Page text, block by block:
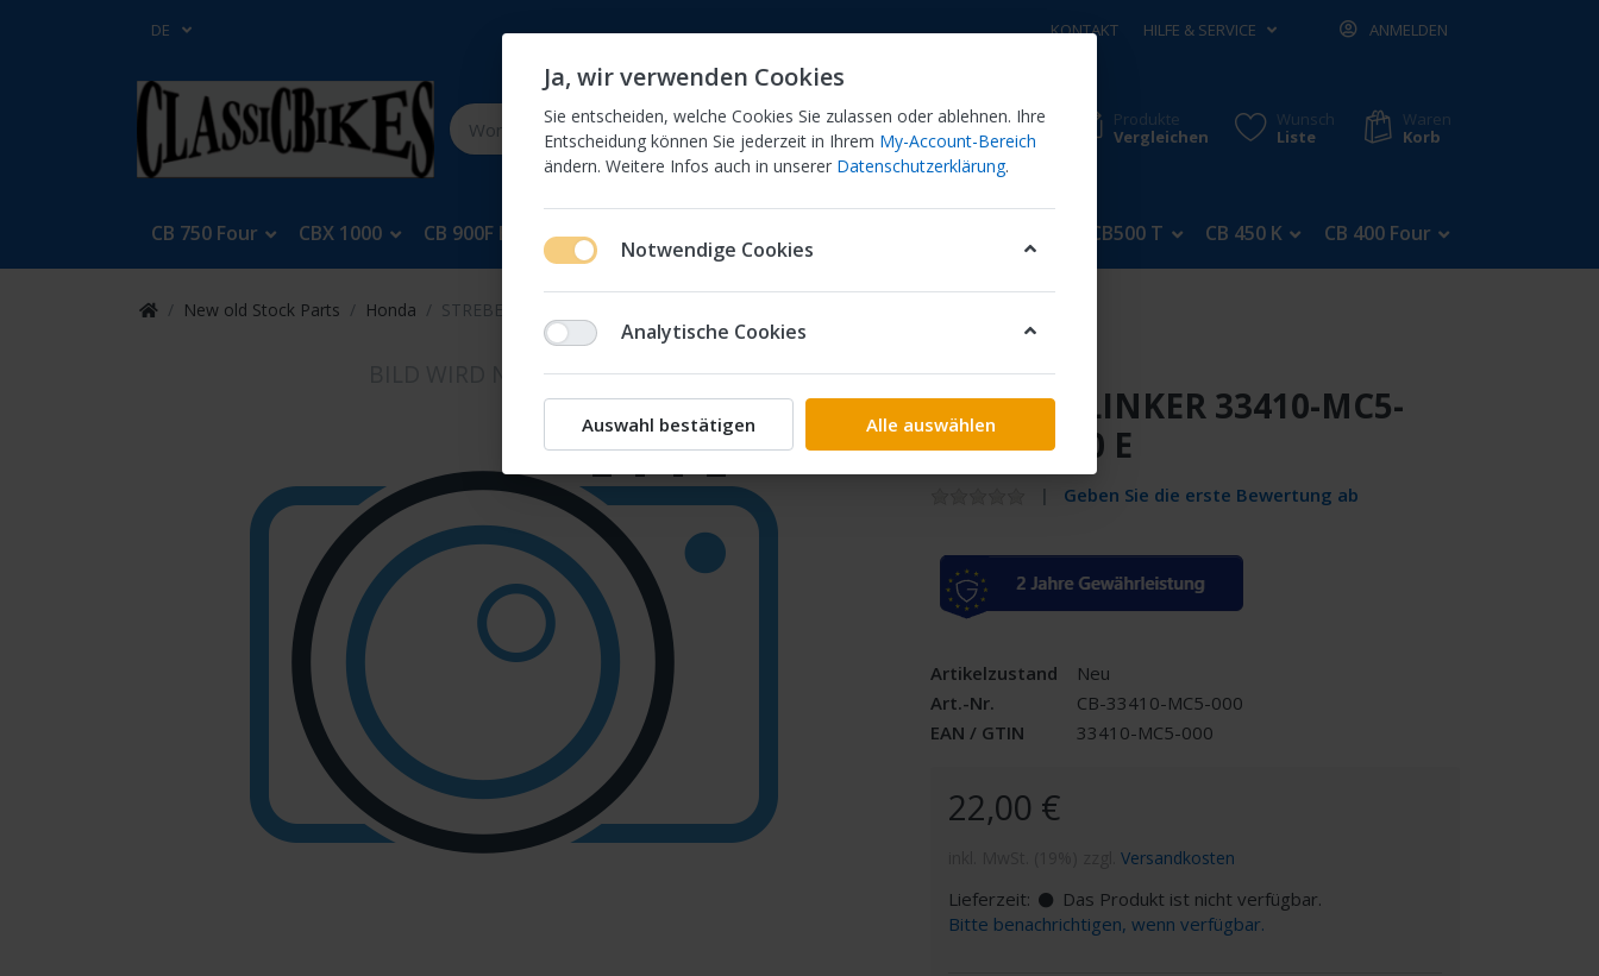
DE KONTAKT HILFE & SERVICE ANMELDEN
Produkte
Vergleichen
Wunsch
Liste
Waren
Korb
CB 750 Four CBX 1000 CB 900F Bol Dor CB500 T CB 450 K CB 400 Four
New old Stock Parts Honda STREBE BLINKER 33410-MC5-000 CX 500 E
Honda
STREBE BLINKER 33410-MC5-
000 CX 500 E
Geben Sie die erste Bewertung ab
Artikelzustand
Neu
Art.-Nr.
CB-33410-MC5-000
EAN / GTIN
33410-MC5-000
22,00 €
Versandkosten
Lieferzeit:
Das Produkt ist nicht verfügbar.
Bitte benachrichtigen, wenn verfügbar.
Ja, wir verwenden Cookies
Sie entscheiden, welche Cookies Sie zulassen oder ablehnen. Ihre
Entscheidung können Sie jederzeit in Ihrem My-Account-Bereich
ändern. Weitere Infos auch in unserer Datenschutzerklärung.
Notwendige Cookies
Analytische Cookies
Auswahl bestätigen Alle auswählen